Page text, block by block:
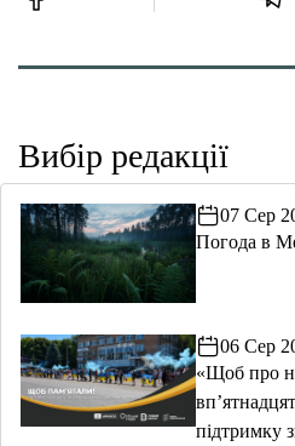
Вибір редакції
07 Сер
Погода в
06 Сер
«Щоб про
підтримку